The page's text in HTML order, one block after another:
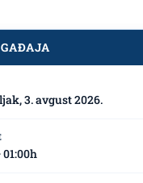
na
3. avgust 2026.